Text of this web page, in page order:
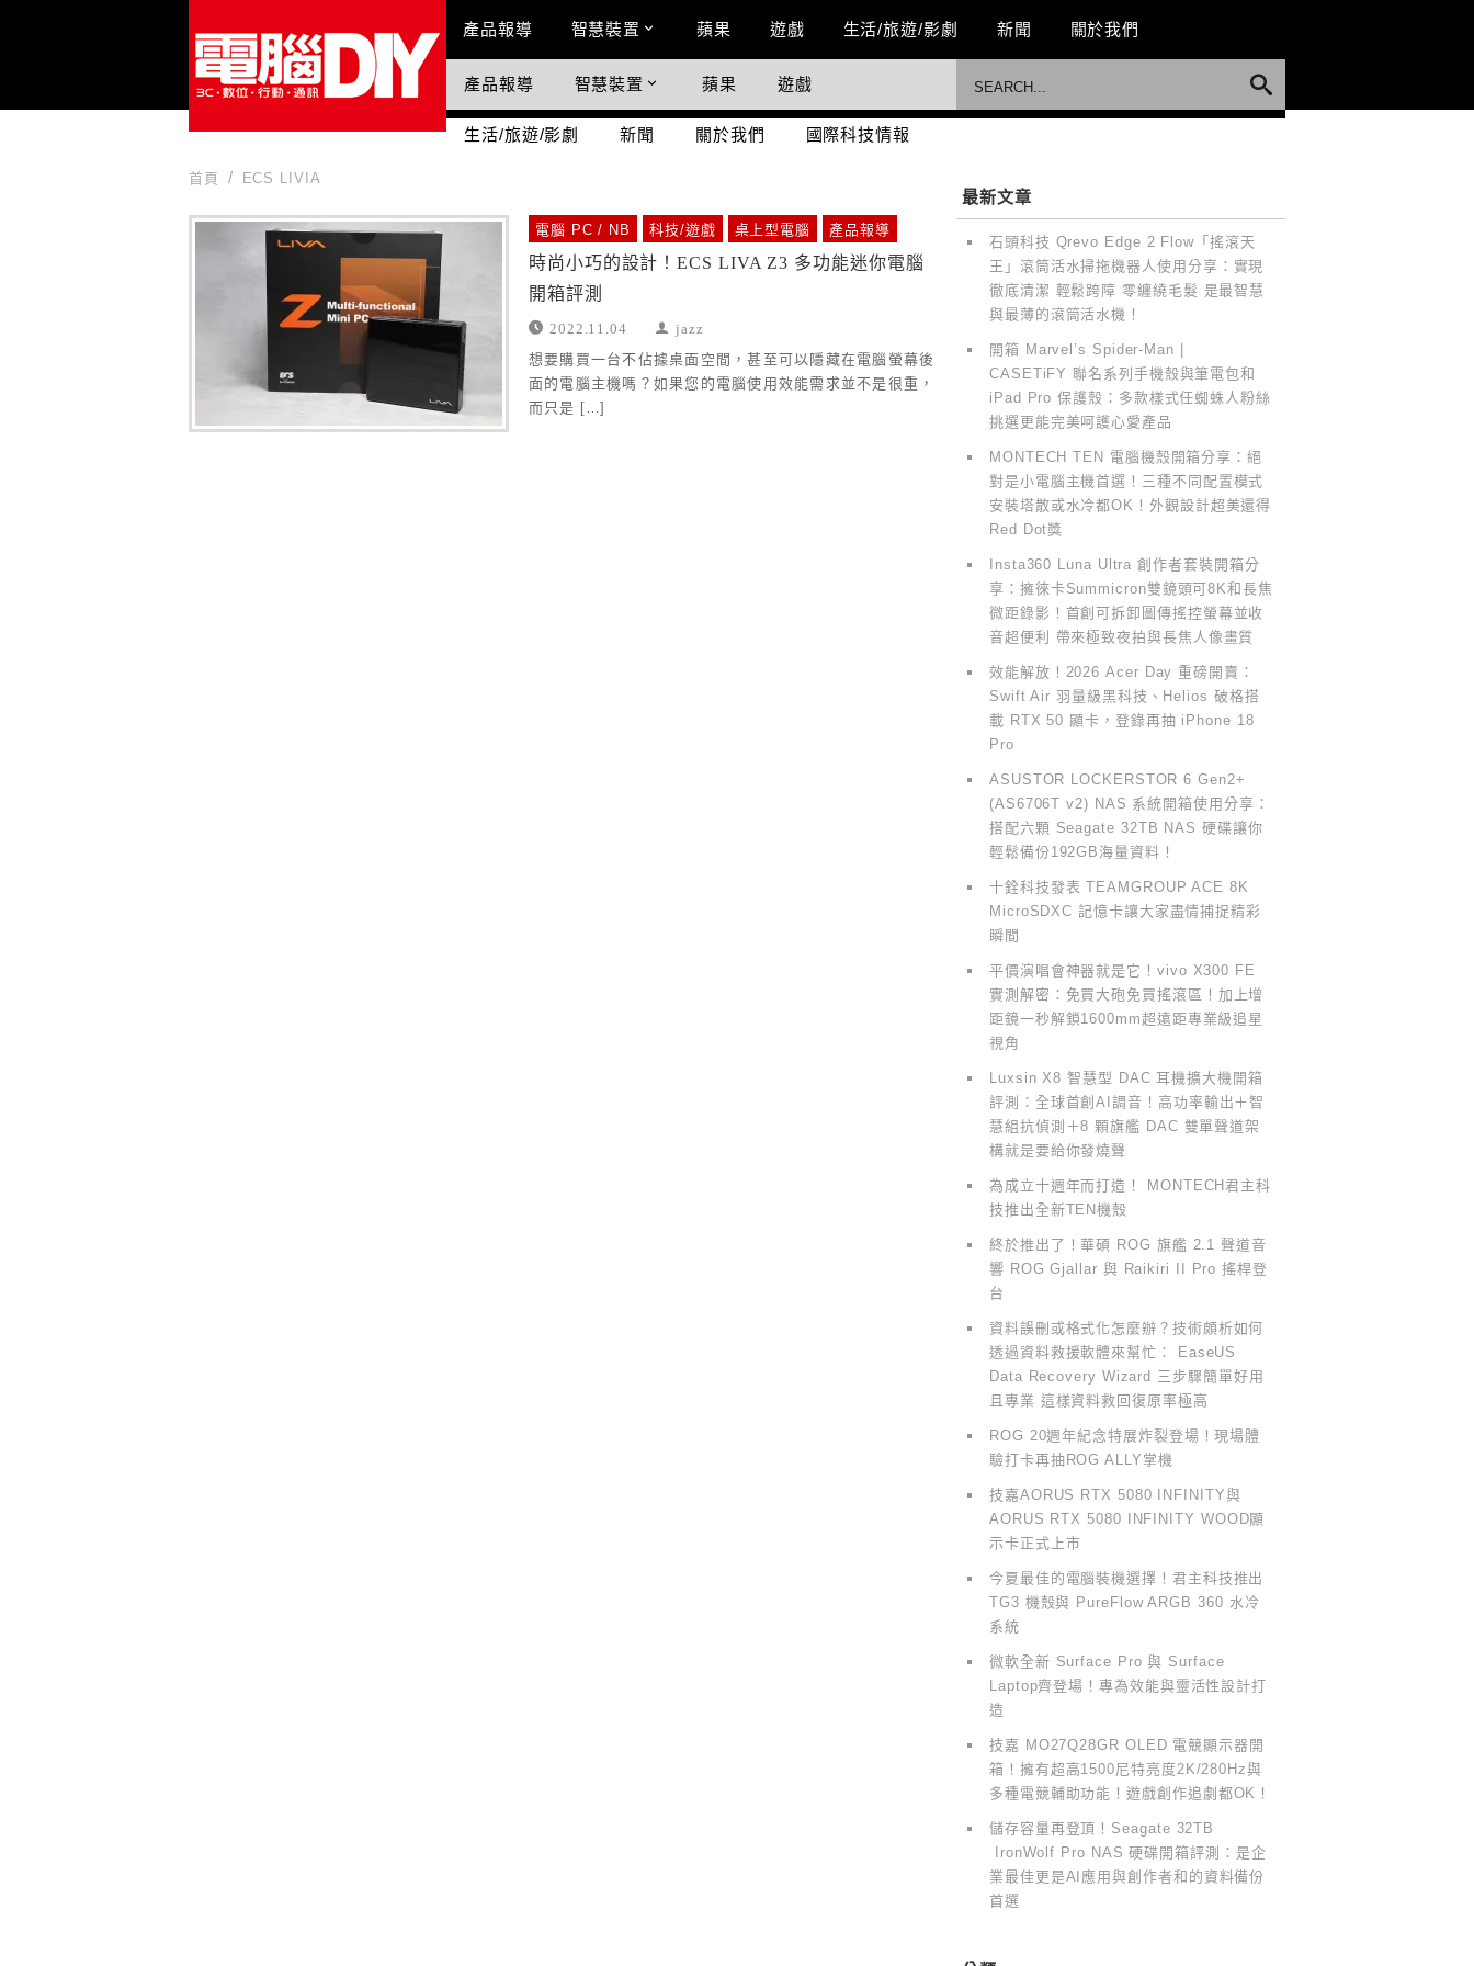
Main Menu
產品報導 智慧裝置 蘋果 遊戲 生活/旅遊/影劇 新聞 關於我們
國際科技情報
產品報導 智慧裝置 蘋果 遊戲
生活/旅遊/影劇 新聞 關於我們 國際科技情報
首頁 ECS LIVIA
ECS LIVIA 電腦 PC / NB 科技/遊戲 桌上型電腦 產品報導
時尚小巧的設計！ECS LIVA Z3 多功能迷你電腦
開箱評測
2022.11.04 jazz
想要購買一台不佔據桌面空間，甚至可以隱藏在電腦螢幕後
面的電腦主機嗎？如果您的電腦使用效能需求並不是很重，
而只是 […]
最新文章
石頭科技 Qrevo Edge 2 Flow「搖滾天
王」滾筒活水掃拖機器人使用分享：實現
徹底清潔 輕鬆跨障 零纏繞毛髮 是最智慧
與最薄的滾筒活水機！
開箱 Marvel’s Spider-Man |
CASETiFY 聯名系列手機殼與筆電包和
iPad Pro 保護殼：多款樣式任蜘蛛人粉絲
挑選更能完美呵護心愛產品
MONTECH TEN 電腦機殼開箱分享：絕
對是小電腦主機首選！三種不同配置模式
安裝塔散或水冷都OK！外觀設計超美還得
Red Dot獎
Insta360 Luna Ultra 創作者套裝開箱分
享：擁徠卡Summicron雙鏡頭可8K和長焦
微距錄影！首創可拆卸圖傳搖控螢幕並收
音超便利 帶來極致夜拍與長焦人像畫質
效能解放！2026 Acer Day 重磅開賣：
Swift Air 羽量級黑科技、Helios 破格搭
載 RTX 50 顯卡，登錄再抽 iPhone 18
Pro
ASUSTOR LOCKERSTOR 6 Gen2+
(AS6706T v2) NAS 系統開箱使用分享：
搭配六顆 Seagate 32TB NAS 硬碟讓你
輕鬆備份192GB海量資料！
十銓科技發表 TEAMGROUP ACE 8K
MicroSDXC 記憶卡讓大家盡情捕捉精彩
瞬間
平價演唱會神器就是它！vivo X300 FE
實測解密：免買大砲免買搖滾區！加上增
距鏡一秒解鎖1600mm超遠距專業級追星
視角
Luxsin X8 智慧型 DAC 耳機擴大機開箱
評測：全球首創AI調音！高功率輸出＋智
慧組抗偵測＋8 顆旗艦 DAC 雙單聲道架
構就是要給你發燒聲
為成立十週年而打造！ MONTECH君主科
技推出全新TEN機殼
終於推出了！華碩 ROG 旗艦 2.1 聲道音
響 ROG Gjallar 與 Raikiri II Pro 搖桿登
台
資料誤刪或格式化怎麼辦？技術頗析如何
透過資料救援軟體來幫忙： EaseUS
Data Recovery Wizard 三步驟簡單好用
且專業 這樣資料救回復原率極高
ROG 20週年紀念特展炸裂登場！現場體
驗打卡再抽ROG ALLY掌機
技嘉AORUS RTX 5080 INFINITY與
AORUS RTX 5080 INFINITY WOOD顯
示卡正式上市
今夏最佳的電腦裝機選擇！君主科技推出
TG3 機殼與 PureFlow ARGB 360 水冷
系統
微軟全新 Surface Pro 與 Surface
Laptop齊登場！專為效能與靈活性設計打
造
技嘉 MO27Q28GR OLED 電競顯示器開
箱！擁有超高1500尼特亮度2K/280Hz與
多種電競輔助功能！遊戲創作追劇都OK！
儲存容量再登頂！Seagate 32TB
IronWolf Pro NAS 硬碟開箱評測：是企
業最佳更是AI應用與創作者和的資料備份
首選